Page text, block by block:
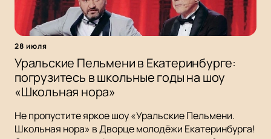
28 июля
Уральские Пельмени в Екатеринбурге:
погрузитесь в школьные годы на шоу
«Школьная нора»
Не пропустите яркое шоу «Уральские Пельмени.
Школьная нора» в Дворце молодёжи Екатеринбурга!